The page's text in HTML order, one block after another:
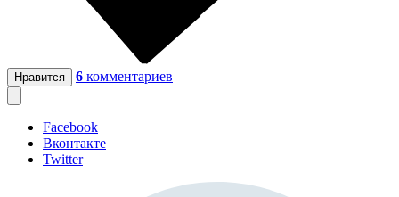
Нравится 6 комментариев
Facebook
Вконтакте
Twitter